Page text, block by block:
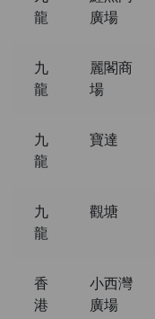
龍
廣場
九
龍
麗閣商
場
九
龍
寶達
九
龍
觀塘
香
港
小西灣
廣場